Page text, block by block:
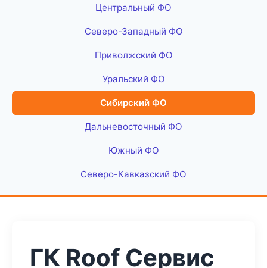
Центральный ФО
Северо-Западный ФО
Приволжский ФО
Уральский ФО
Сибирский ФО
Дальневосточный ФО
Южный ФО
Северо-Кавказский ФО
ГК Roof Сервис